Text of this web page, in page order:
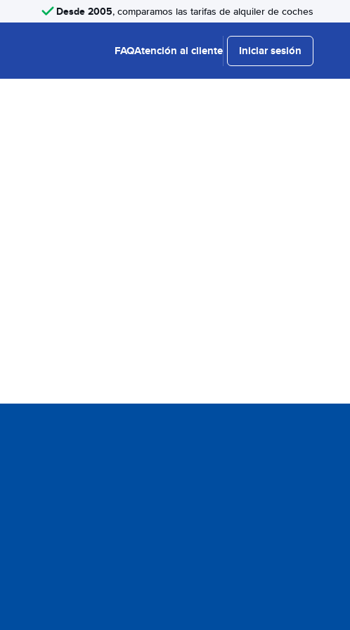
Desde 2005, comparamos las tarifas de alquiler de coches
FAQAtención al cliente Iniciar sesión